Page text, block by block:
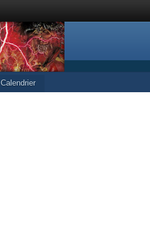
Calendrier